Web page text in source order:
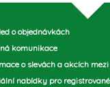
o objednávkách
komunikace
o slevách a akcích
nabídky pro